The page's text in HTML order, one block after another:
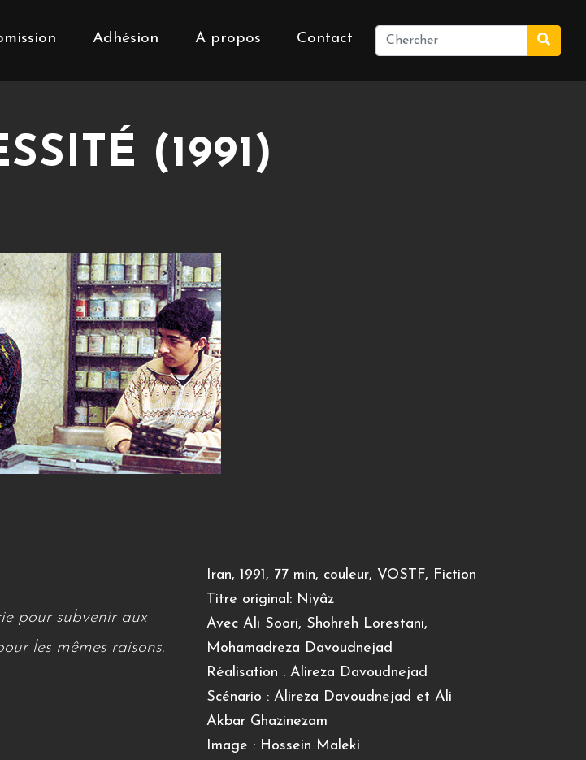
Adhésion A propos Contact
(1991)
pour subvenir aux
les mêmes raisons.
Iran, 1991, 77 min, couleur, VOSTF, Fiction
Titre original: Niyâz
Avec Ali Soori, Shohreh Lorestani,
Mohamadreza Davoudnejad
Réalisation : Alireza Davoudnejad
Scénario : Alireza Davoudnejad et Ali
Akbar Ghazinezam
Image : Hossein Maleki